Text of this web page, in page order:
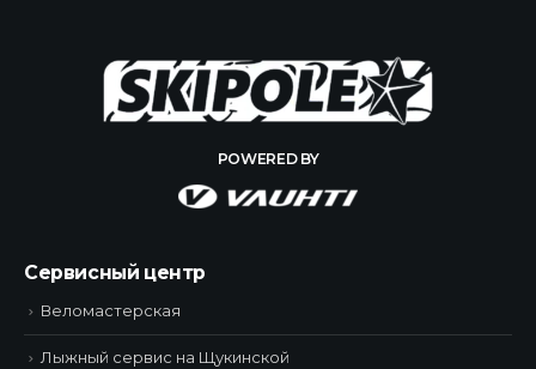
POWERED BY
Сервисный центр
Веломастерская
Лыжный сервис на Щукинской